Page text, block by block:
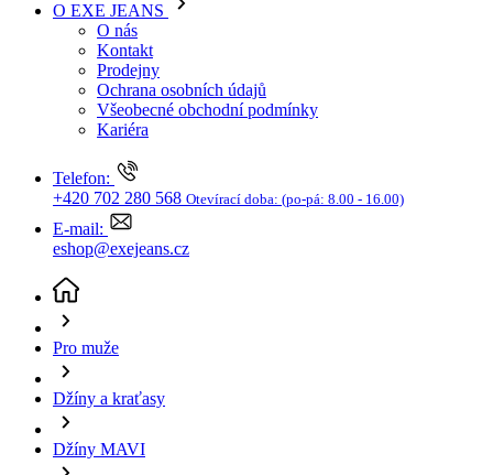
O EXE JEANS
O nás
Kontakt
Prodejny
Ochrana osobních údajů
Všeobecné obchodní podmínky
Kariéra
Telefon:
+420 702 280 568 Otevírací doba: (po-pá: 8.00 - 16.00)
E-mail:
eshop@exejeans.cz
Pro muže
Džíny a kraťasy
Džíny MAVI